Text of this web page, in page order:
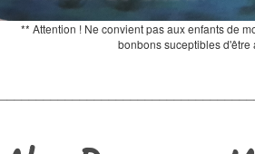
** Attention ! Ne convient pas aux enfants de
bonbons suceptibles d'être